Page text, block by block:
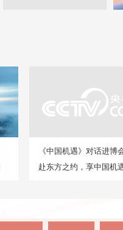
《中国机遇》对话进博
赴东方之约，享中国机